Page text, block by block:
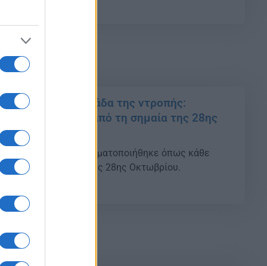
– Η Ελλάδα της ντροπής:
με αυτισμό από τη σημαία της 28ης
της Αττικής , πραγματοποιήθηκε όπως κάθε
τον σημαιοφόρο της 28ης Οκτωβρίου.